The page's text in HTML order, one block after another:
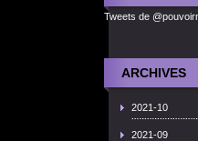
Tweets de
ARCHIVES
2021-10
2021-09